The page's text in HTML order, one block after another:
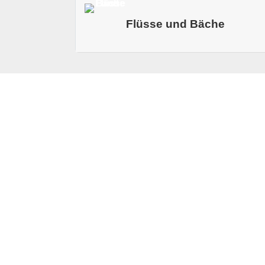
Moorseen und breite
öffnet. Das Dannemeer liegt als
Flüsse und Bäche